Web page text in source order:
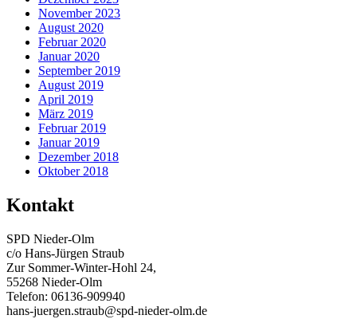
November 2023
August 2020
Februar 2020
Januar 2020
September 2019
August 2019
April 2019
März 2019
Februar 2019
Januar 2019
Dezember 2018
Oktober 2018
Kontakt
SPD Nieder-Olm
c/o Hans-Jürgen Straub
Zur Sommer-Winter-Hohl 24,
55268 Nieder-Olm
Telefon: 06136-909940
hans-juergen.straub@spd-nieder-olm.de